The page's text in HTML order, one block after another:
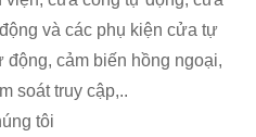
và các phụ kiện cửa tự
cảm biến hồng ngoại,
soát truy cập,..
tôi